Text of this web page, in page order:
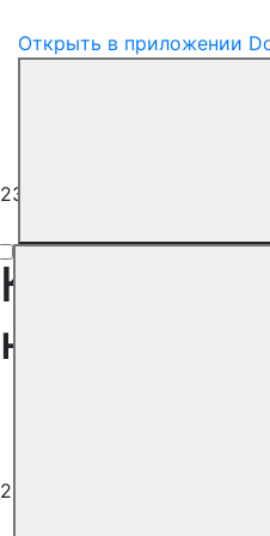
Открыть в приложении
23 июля 2024
Как
на наше
23 июля 2024